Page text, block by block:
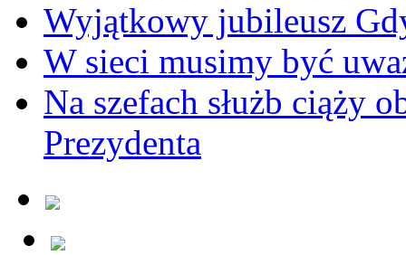
Wyjątkowy jubileusz
W sieci musimy być
Na szefach służb ciąży
Prezydenta